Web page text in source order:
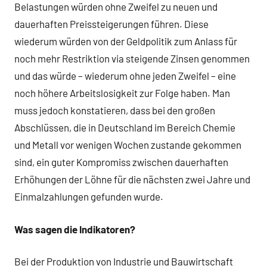
Belastungen würden ohne Zweifel zu neuen und
dauerhaften Preissteigerungen führen. Diese
wiederum würden von der Geldpolitik zum Anlass für
noch mehr Restriktion via steigende Zinsen genommen
und das würde – wiederum ohne jeden Zweifel – eine
noch höhere Arbeitslosigkeit zur Folge haben. Man
muss jedoch konstatieren, dass bei den großen
Abschlüssen, die in Deutschland im Bereich Chemie
und Metall vor wenigen Wochen zustande gekommen
sind, ein guter Kompromiss zwischen dauerhaften
Erhöhungen der Löhne für die nächsten zwei Jahre und
Einmalzahlungen gefunden wurde.
Was sagen die Indikatoren?
Bei der Produktion von Industrie und Bauwirtschaft